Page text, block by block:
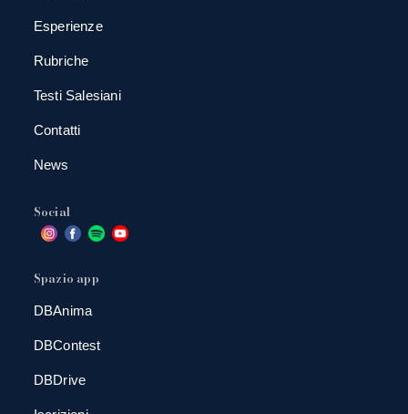
Esperienze
Rubriche
Testi Salesiani
Contatti
News
Social
Spazio app
DBAnima
DBContest
DBDrive